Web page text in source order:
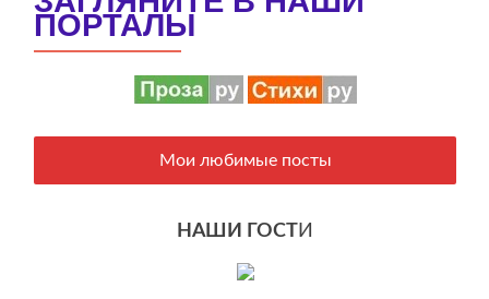
ПОРТАЛЫ
Мои любимые посты
НАШИ ГОСТИ